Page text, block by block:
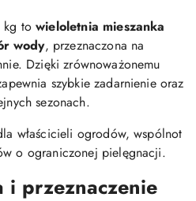
kg towieloletnia mieszanka
wody, przeznaczona na
Dzięki zrównoważonemu
szybkie zadarnienie oraz
sezonach.
właścicieli ogrodów, wspólnot
o ograniczonej pielęgnacji.
i przeznaczenie